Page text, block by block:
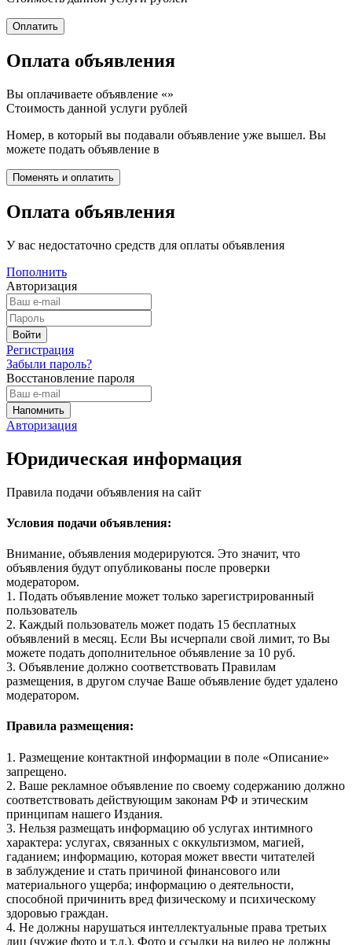
Оплата объявления
Вы оплачиваете объявление «»
Стоимость данной услуги рублей
Номер, в который вы подавали объявление уже вышел. Вы
можете подать объявление в
Оплата объявления
У вас недостаточно средств для оплаты объявления
Пополнить
Авторизация
Регистрация
Забыли пароль?
Восстановление пароля
Авторизация
Юридическая информация
Правила подачи объявления на сайт
Условия подачи объявления:
Внимание, объявления модерируются. Это значит, что
объявления будут опубликованы после проверки
модератором.
1. Подать объявление может только зарегистрированный
пользователь
2. Каждый пользователь может подать 15 бесплатных
объявлений в месяц. Если Вы исчерпали свой лимит, то Вы
можете подать дополнительное объявление за 10 руб.
3. Объявление должно соответствовать Правилам
размещения, в другом случае Ваше объявление будет удалено
модератором.
Правила размещения:
1. Размещение контактной информации в поле «Описание»
запрещено.
2. Ваше рекламное объявление по своему содержанию должно
соответствовать действующим законам РФ и этическим
принципам нашего Издания.
3. Нельзя размещать информацию об услугах интимного
характера: услугах, связанных с оккультизмом, магией,
гаданием; информацию, которая может ввести читателей
в заблуждение и стать причиной финансового или
материального ущерба; информацию о деятельности,
способной причинить вред физическому и психическому
здоровью граждан.
4. Не должны нарушаться интеллектуальные права третьих
лиц (чужие фото и т.д.). Фото и ссылки на видео не должны